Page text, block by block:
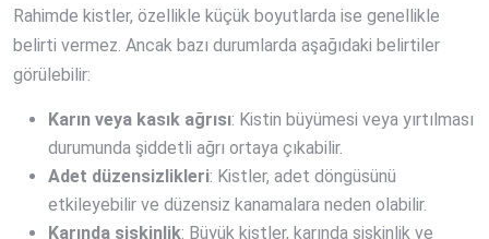
Rahimde kistler, özellikle küçük boyutlarda ise genellikle
belirti vermez. Ancak bazı durumlarda aşağıdaki belirtiler
görülebilir:
Karın veya kasık ağrısı: Kistin büyümesi veya yırtılması
durumunda şiddetli ağrı ortaya çıkabilir.
Adet düzensizlikleri: Kistler, adet döngüsünü
etkileyebilir ve düzensiz kanamalara neden olabilir.
Karında şişkinlik: Büyük kistler, karında şişkinlik ve